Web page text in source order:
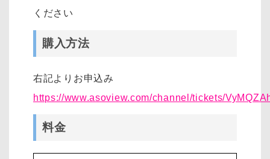
ください
購入方法
右記よりお申込み
https://www.asoview.com/channel/tickets/
料金